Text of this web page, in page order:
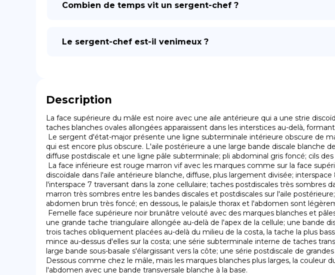
Combien de temps vit un sergent-chef ?
Le sergent-chef est-il venimeux ?
Description
La face supérieure du mâle est noire avec une aile antérieure qui a une strie
taches blanches ovales allongées apparaissent dans les interstices au-delà,
qui est encore plus obscure. L'aile postérieure a une large bande discale blanche
diffuse postdiscale et une ligne pâle subterminale; pli abdominal gris foncé; cils
discoïdale dans l'aile antérieure blanche, diffuse, plus largement divisée;
l'interspace 7 traversant dans la zone cellulaire; taches postdiscales très sombres
marron très sombres entre les bandes discales et postdiscales sur l'aile
abdomen brun très foncé; en dessous, le palais,le thorax et l'abdomen sont
une grande tache triangulaire allongée au-delà de l'apex de la cellule; une bande
trois taches obliquement placées au-delà du milieu de la costa, la tache la plus
mince au-dessus d'elles sur la costa; une série subterminale interne de taches
large bande sous-basale s'élargissant vers la côte; une série postdiscale de
Dessous comme chez le mâle, mais les marques blanches plus larges, la
l'abdomen avec une bande transversale blanche à la base.